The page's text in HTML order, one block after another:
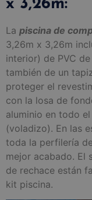
x 3,26m:
La piscina de
3,26m x 3,26m
interior) de PVC
también de un
proteger el
con la losa de
aluminio en todo
(voladizo). En las
toda la perfilería
mejor acabado. El
de rechace están
kit piscina.